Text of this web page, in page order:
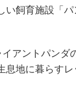
飼育施設「
アントパンダ
息地に暮らす